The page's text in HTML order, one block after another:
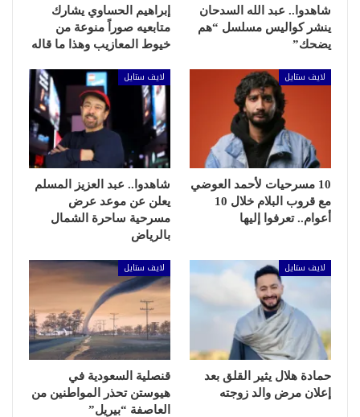
شاهدوا.. عبد الله السدحان
ينشر كواليس مسلسل “هم
يضحك”
إبراهيم الحساوي يشارك
متابعيه صوراً منوعة من
خيوط المعازيب وهذا ما قاله
لايف ستايل
10 مسرحيات لأحمد العوضي
مع قروب البلام خلال 10
أعوام.. تعرفوا إليها
لايف ستايل
شاهدوا.. عبد العزيز المسلم
يعلن عن موعد عرض
مسرحية ساحرة الشمال
بالرياض
لايف ستايل
حمادة هلال يثير القلق بعد
إعلان مرض والد زوجته
لايف ستايل
قنصلية السعودية في
هيوستن تحذر المواطنين من
العاصفة “بيريل”